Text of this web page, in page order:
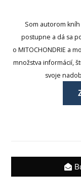
Som autorom kníh
postupne a dá sa
o MITOCHONDRIE a
množstva informácií,
svoje